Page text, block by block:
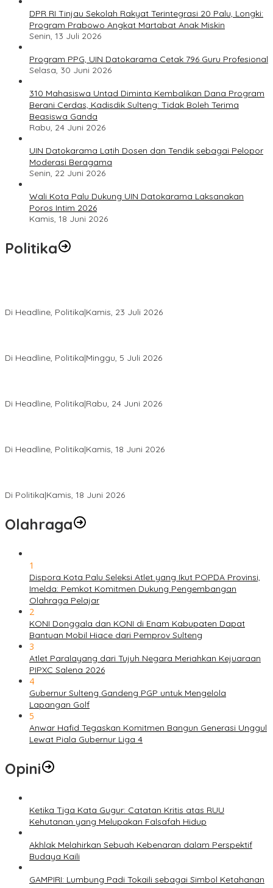
DPR RI Tinjau Sekolah Rakyat Terintegrasi 20 Palu, Longki:
Program Prabowo Angkat Martabat Anak Miskin
Senin, 13 Juli 2026
Program PPG, UIN Datokarama Cetak 796 Guru Profesional
Selasa, 30 Juni 2026
310 Mahasiswa Untad Diminta Kembalikan Dana Program
Berani Cerdas, Kadisdik Sulteng: Tidak Boleh Terima
Beasiswa Ganda
Rabu, 24 Juni 2026
UIN Datokarama Latih Dosen dan Tendik sebagai Pelopor
Moderasi Beragama
Senin, 22 Juni 2026
Wali Kota Palu Dukung UIN Datokarama Laksanakan
Poros Intim 2026
Kamis, 18 Juni 2026
Politika
Di Headline, Politika|Kamis, 23 Juli 2026
Di Headline, Politika|Minggu, 5 Juli 2026
Di Headline, Politika|Rabu, 24 Juni 2026
Di Headline, Politika|Kamis, 18 Juni 2026
Di Politika|Kamis, 18 Juni 2026
Olahraga
1
Dispora Kota Palu Seleksi Atlet yang Ikut POPDA Provinsi,
Imelda: Pemkot Komitmen Dukung Pengembangan
Olahraga Pelajar
2
KONI Donggala dan KONI di Enam Kabupaten Dapat
Bantuan Mobil Hiace dari Pemprov Sulteng
3
Atlet Paralayang dari Tujuh Negara Meriahkan Kejuaraan
PIPXC Salena 2026
4
Gubernur Sulteng Gandeng PGP untuk Mengelola
Lapangan Golf
5
Anwar Hafid Tegaskan Komitmen Bangun Generasi Unggul
Lewat Piala Gubernur Liga 4
Opini
Ketika Tiga Kata Gugur: Catatan Kritis atas RUU
Kehutanan yang Melupakan Falsafah Hidup
Akhlak Melahirkan Sebuah Kebenaran dalam Perspektif
Budaya Kaili
GAMPIRI: Lumbung Padi Tokaili sebagai Simbol Ketahanan